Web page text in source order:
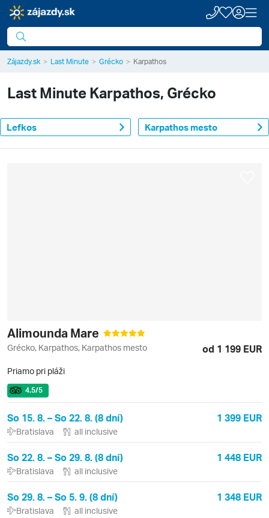
Zájazdy.sk Last Minute Grécko Karpathos
Last MinuteKarpathos, Grécko
Lefkos Karpathos mesto
Alimounda Mare
Grécko, Karpathos, Karpathos mesto od 1 199 EUR
Priamo pri pláži
4.5/5
So 15. 8. – So 22. 8. (8 dní) 1 399 EUR
Bratislava all inclusive
So 22. 8. – So 29. 8. (8 dní) 1 448 EUR
Bratislava all inclusive
So 29. 8. – So 5. 9. (8 dní) 1 348 EUR
Bratislava all inclusive